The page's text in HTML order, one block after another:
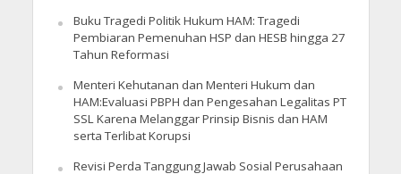
Buku Tragedi Politik Hukum HAM: Tragedi
Pembiaran Pemenuhan HSP dan HESB hingga 27
Tahun Reformasi
Menteri Kehutanan dan Menteri Hukum dan
HAM:Evaluasi PBPH dan Pengesahan Legalitas PT
SSL Karena Melanggar Prinsip Bisnis dan HAM
serta Terlibat Korupsi
Revisi Perda Tanggung Jawab Sosial Perusahaan